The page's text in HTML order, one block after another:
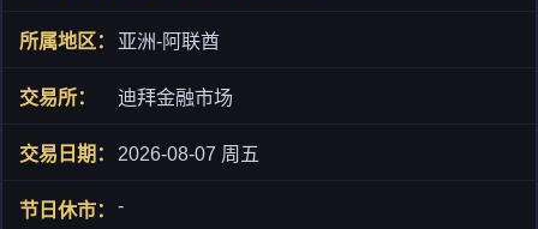
亚洲-阿联酋
迪拜金融市场
2026-08-07 周五
-